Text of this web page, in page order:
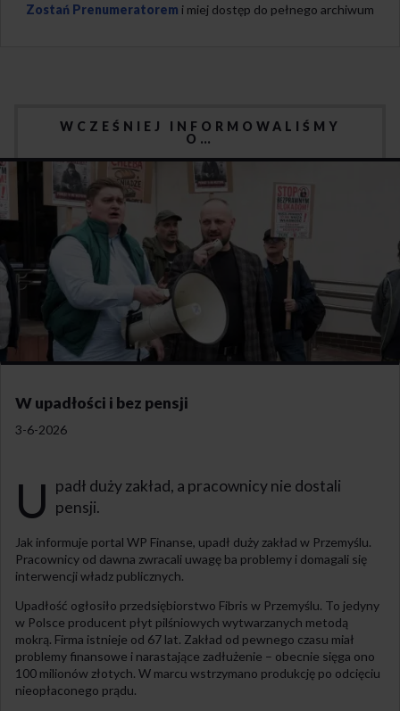
Zostań Prenumeratorem i miej dostęp do pełnego archiwum
WCZEŚNIEJ INFORMOWALIŚMY
O…
W upadłości i bez pensji
3-6-2026
U padł duży zakład, a pracownicy nie dostali
pensji.
Jak informuje portal WP Finanse, upadł duży zakład w Przemyślu.
Pracownicy od dawna zwracali uwagę ba problemy i domagali się
interwencji władz publicznych.
Upadłość ogłosiło przedsiębiorstwo Fibris w Przemyślu. To jedyny
w Polsce producent płyt pilśniowych wytwarzanych metodą
mokrą. Firma istnieje od 67 lat. Zakład od pewnego czasu miał
problemy finansowe i narastające zadłużenie – obecnie sięga ono
100 milionów złotych. W marcu wstrzymano produkcję po odcięciu
nieopłaconego prądu.